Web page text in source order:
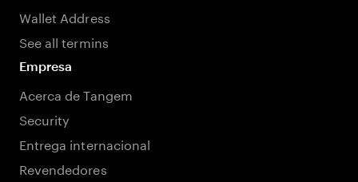
Wallet Address
See all termins
Empresa
Acerca de Tangem
Security
Entrega internacional
Revendedores